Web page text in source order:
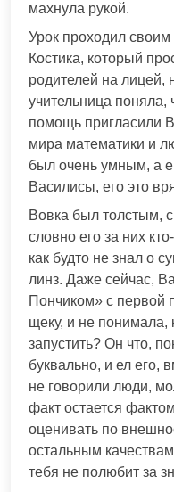
махнула рукой.
Урок проходил
Костика, который
родителей на лицей,
учительница поняла,
помощь пригласили
мира математики и
был очень умным, а
Василисы, его это
Вовка был толстым,
словно его за них
как будто не знал о
линз. Даже сейчас,
Пончиком» с первой
щеку, и не понимала,
запустить? Он что,
буквально, и ел его,
не говорили люди,
факт остается
оценивать по
остальным
тебя не полюбит за